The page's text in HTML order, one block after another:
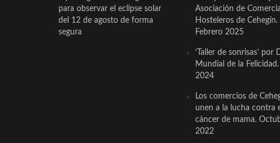
para observar el eclipse solar
del 12 de agosto de forma
segura
Asociación de
Hosteleros de Cehegín.
Febrero 2025
‘Taller de sonrisas’ por
Mundial de la
2024
Los comercios de
unen a la lucha contra
cáncer de mama.
2022